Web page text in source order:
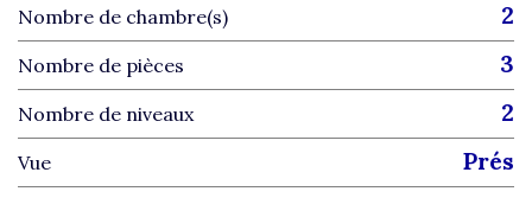
Nombre de chambre(s) 2
Nombre de pièces 3
Nombre de niveaux 2
Vue prés